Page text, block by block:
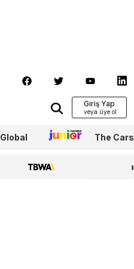
Giriş Yap
Global Junior The Cars
TBWA WPP Media